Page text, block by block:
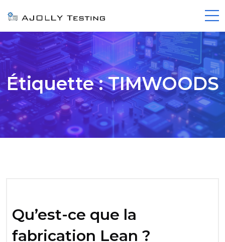
Étiquette :TIMWOODS
Qu’est-ce que la
fabrication Lean ?